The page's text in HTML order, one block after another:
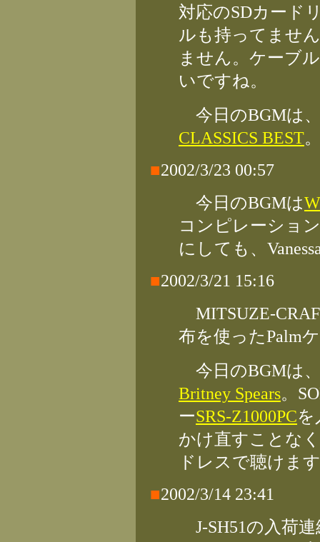
対応のSDカード
ルも持ってませ
ません。ケーブ
いですね。
今日のBGMは
CLASSICS BEST
■2002/3/23 00:57
今日のBGMは
コンピレーショ
にしても、
■2002/3/21 15:16
MITSUZE-
布を使ったPalm
今日のBGMは
Britney Spears。
ーSRS-Z1000PCを
かけ直すことな
ドレスで聴けま
■2002/3/14 23:41
J-SH51の入荷